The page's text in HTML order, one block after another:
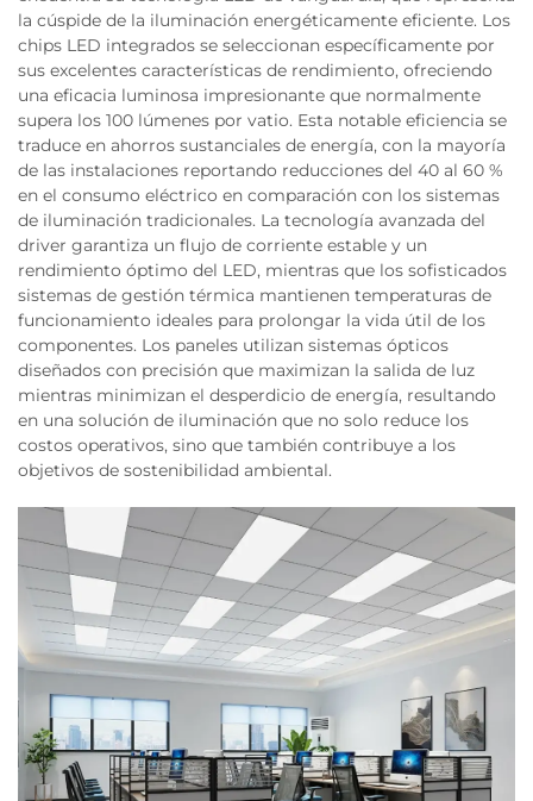
la cúspide de la iluminación energéticamente eficiente. Los
chips LED integrados se seleccionan específicamente por
sus excelentes características de rendimiento, ofreciendo
una eficacia luminosa impresionante que normalmente
supera los 100 lúmenes por vatio. Esta notable eficiencia se
traduce en ahorros sustanciales de energía, con la mayoría
de las instalaciones reportando reducciones del 40 al 60 %
en el consumo eléctrico en comparación con los sistemas
de iluminación tradicionales. La tecnología avanzada del
driver garantiza un flujo de corriente estable y un
rendimiento óptimo del LED, mientras que los sofisticados
sistemas de gestión térmica mantienen temperaturas de
funcionamiento ideales para prolongar la vida útil de los
componentes. Los paneles utilizan sistemas ópticos
diseñados con precisión que maximizan la salida de luz
mientras minimizan el desperdicio de energía, resultando
en una solución de iluminación que no solo reduce los
costos operativos, sino que también contribuye a los
objetivos de sostenibilidad ambiental.